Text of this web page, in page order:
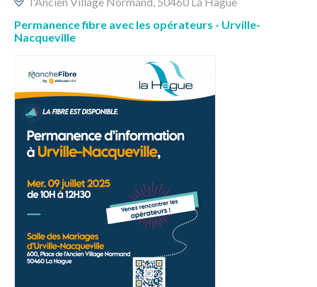
Permanence fibre avec les opérateurs - Urville-
Nacqueville